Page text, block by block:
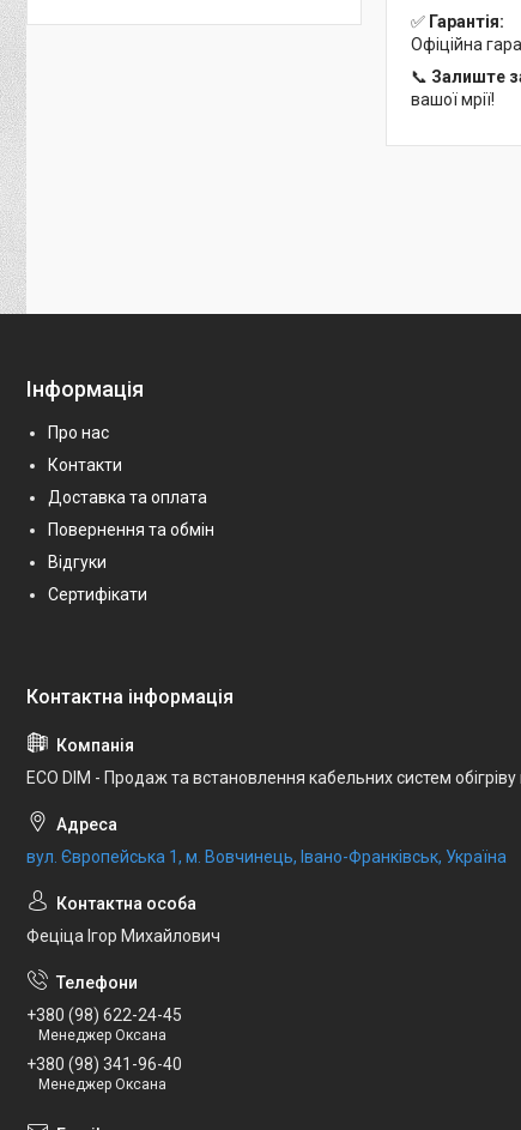
✅ Гарантія:
Офіційна
📞 Залиште
вашої мрії!
Інформація
Про нас
Контакти
Доставка та оплата
Повернення та обмін
Відгуки
Сертифікати
ECO DIM - Продаж та встановлення кабельних систем обігріву
вул. Європейська 1, м. Вовчинець, Івано-Франківськ, Україна
Феціца Ігор Михайлович
+380 (98) 622-24-45
Менеджер Оксана
+380 (98) 341-96-40
Менеджер Оксана